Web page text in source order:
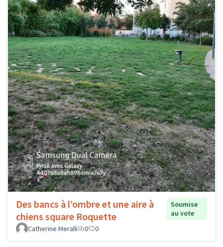
Des bancs à l’ombre et une aire à
chiens square Roquette
Soumise
au vote
Catherine Meralli
0 0